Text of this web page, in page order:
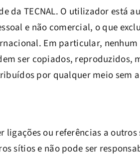
da TECNAL. O utilizador está
e não comercial, o que
Em particular,
ser copiados, reproduzidos,
por qualquer meio sem
ou referências a outros
sítios e não pode ser